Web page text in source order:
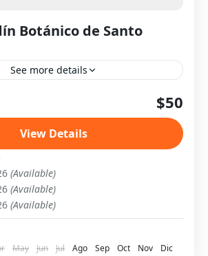
Botánico de Santo
See more details
paseo rodeado de naturaleza en
verdes más importantes
para relajarse, aprender sobre
$50
View Details
(Available)
(Available)
(Available)
May Jun Jul Ago Sep Oct Nov Dic